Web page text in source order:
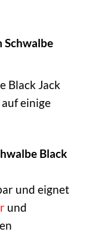
Schwalbe
Black Jack
einige
Black
und eignet
und